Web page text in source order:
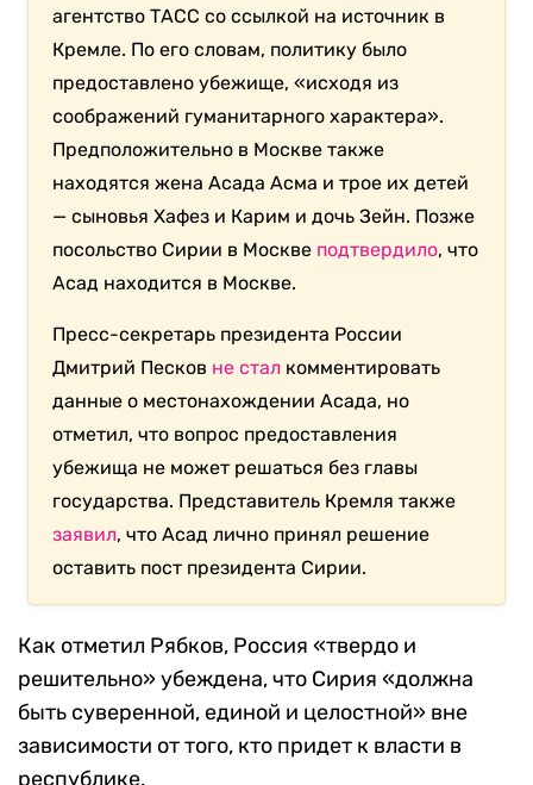
агентство ТАСС со ссылкой на источник в
Кремле. По его словам, политику было
предоставлено убежище, «исходя из
соображений гуманитарного характера».
Предположительно в Москве также
находятся жена Асада Асма и трое их детей
— сыновья Хафез и Карим и дочь Зейн. Позже
посольство Сирии в Москве подтвердило, что
Асад находится в Москве.
Пресс-секретарь президента России
Дмитрий Песков не стал комментировать
данные о местонахождении Асада, но
отметил, что вопрос предоставления
убежища не может решаться без главы
государства. Представитель Кремля также
заявил, что Асад лично принял решение
оставить пост президента Сирии.
Как отметил Рябков, Россия «твердо и
решительно» убеждена, что Сирия «должна
быть суверенной, единой и целостной» вне
зависимости от того, кто придет к власти в
республике.